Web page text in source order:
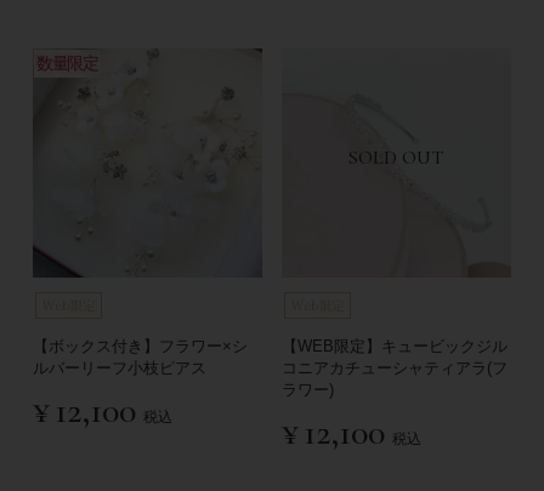
数量限定
【ボックス付き】フラワー×シ
ルバーリーフ小枝ピアス
¥ 12,100 税込
SOLD OUT
【WEB限定】キュービックジル
コニアカチューシャティアラ(フ
ラワー)
¥ 12,100 税込